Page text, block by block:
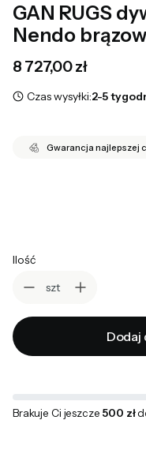
GAN RUGS
Nendo
Cena
8 727,00 zł
Czas wysyłki:2-5
Gwarancja najlepszej
Ilość
szt
Dodaj
Brakuje Ci jeszcze 500 zł